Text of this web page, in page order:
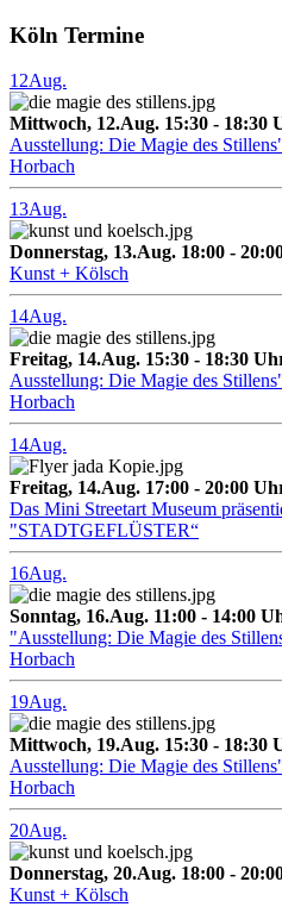
Köln Termine
12Aug.
Mittwoch, 12.Aug. 15:30 - 18:30
Ausstellung: Die Magie des
Horbach
13Aug.
Donnerstag, 13.Aug. 18:00 -
Kunst + Kölsch
14Aug.
Freitag, 14.Aug. 15:30 - 18:30
Ausstellung: Die Magie des
Horbach
14Aug.
Freitag, 14.Aug. 17:00 - 20:00
Das Mini Streetart Museum
"STADTGEFLÜSTER“
16Aug.
Sonntag, 16.Aug. 11:00 - 14:00
"Ausstellung: Die Magie des
Horbach
19Aug.
Mittwoch, 19.Aug. 15:30 - 18:30
Ausstellung: Die Magie des
Horbach
20Aug.
Donnerstag, 20.Aug. 18:00 -
Kunst + Kölsch